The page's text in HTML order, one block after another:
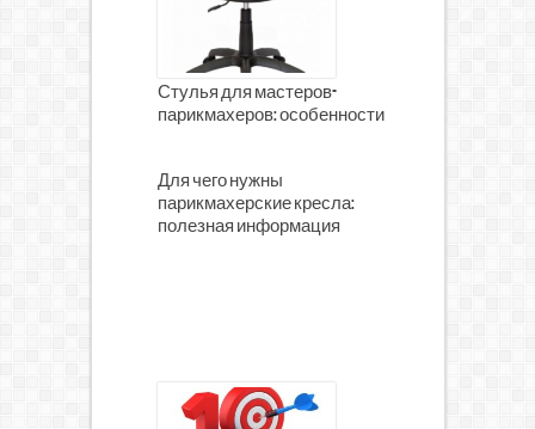
Стулья для мастеров-
парикмахеров: особенности
Для чего нужны
парикмахерские кресла:
полезная информация